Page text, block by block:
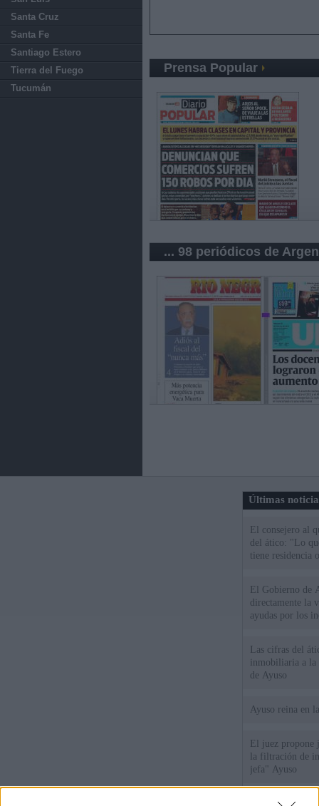
Santa Cruz
Santa Fe
Santiago Estero
Tierra del Fuego
Tucumán
Prensa Popular
... 98 periódicos de
Últimas
El consejero al
del ático: "Lo
tiene residencia
El Gobierno de
directamente la
ayudas por los
Las cifras del
inmobiliaria a la
de Ayuso
Ayuso reina en
El juez propone
la filtración de
jefa" Ayuso
"¿Cuál es el